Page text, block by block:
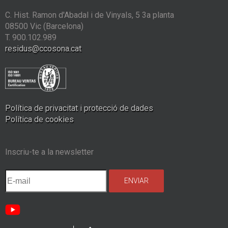
C. Hist. Ramon d'Abadal i de Vinyals, 5 3a planta
08500 Vic (Barcelona)
T. 900.102.989
residus@ccosona.cat
Política de privacitat i protecció de dades
Política de cookies
Inscriu-te a la newsletter